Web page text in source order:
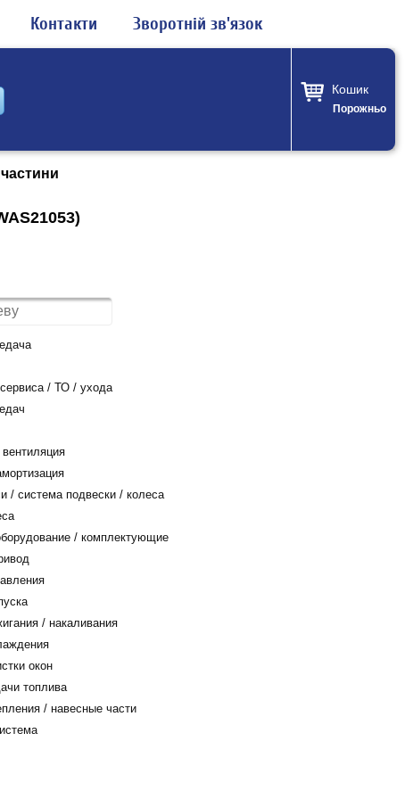
Контакти Зворотній зв'язок
Кошик
Порожньо
/ ТО / ухода
/ система подвески / колеса
/ комплектующие
/ накаливания
окон
топлива
/ навесные части